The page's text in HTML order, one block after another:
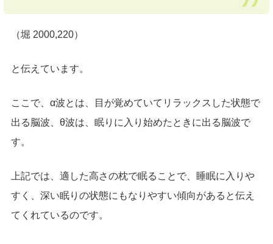
（堀 2000,220）
と伝えています。
ここで、α波とは、目が覚めていてリラックスした状態で
出る脳波、θ波は、眠りに入り始めたときに出る脳波で
す。
上記では、適した高さの枕で眠ることで、睡眠に入りや
すく、深い眠りの状態にもなりやすい傾向があると伝え
てくれているのです。